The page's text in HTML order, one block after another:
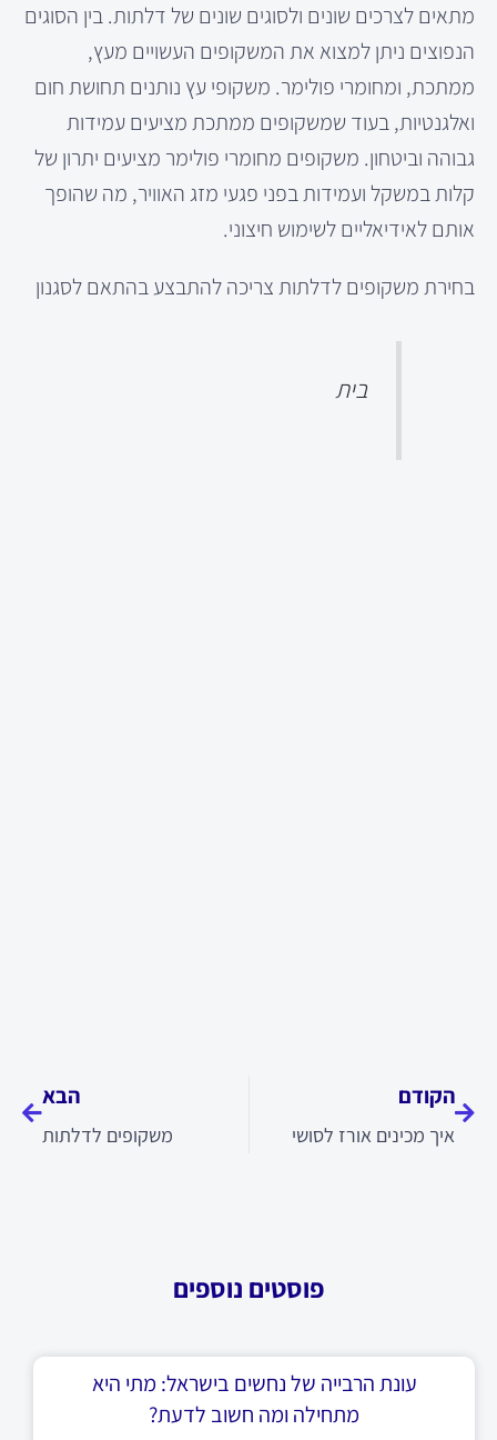
מתאים לצרכים שונים ולסוגים שונים של דלתות. בין הסוגים
הנפוצים ניתן למצוא את המשקופים העשויים מעץ,
ממתכת, ומחומרי פולימר. משקופי עץ נותנים תחושת חום
ואלגנטיות, בעוד שמשקופים ממתכת מציעים עמידות
גבוהה וביטחון. משקופים מחומרי פולימר מציעים יתרון של
קלות במשקל ועמידות בפני פגעי מזג האוויר, מה שהופך
אותם לאידיאליים לשימוש חיצוני.
בחירת משקופים לדלתות צריכה להתבצע בהתאם לסגנון
בית
הקודם
איך מכינים אורז לסושי
הבא
משקופים לדלתות
פוסטים נוספים
עונת הרבייה של נחשים בישראל: מתי היא
מתחילה ומה חשוב לדעת?